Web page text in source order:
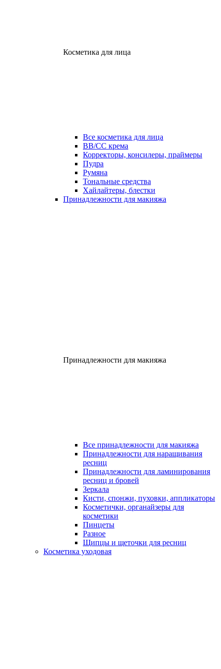
Косметика для лица
Все косметика для лица
ВВ/СС крема
Корректоры, консилеры, праймеры
Пудра
Румяна
Тональные средства
Хайлайтеры, блестки
Принадлежности для макияжа
Принадлежности для макияжа
Все принадлежности для макияжа
Принадлежности для наращивания
ресниц
Принадлежности для ламинирования
ресниц и бровей
Зеркала
Кисти, спонжи, пуховки, аппликаторы
Косметички, органайзеры для
косметики
Пинцеты
Разное
Щипцы и щеточки для ресниц
Косметика уходовая